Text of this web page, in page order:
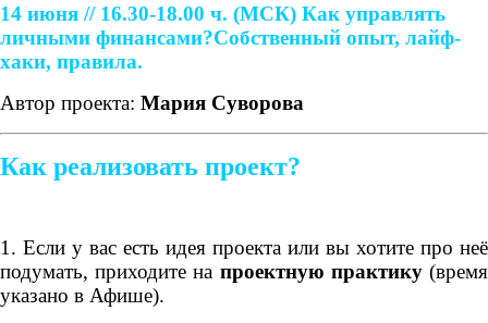
14 июня // 16.30-18.00 ч. (МСК) Как управлять
личными финансами?Собственный опыт, лайф-
хаки, правила.
Автор проекта: Мария Суворова
Как реализовать проект?
1. Если у вас есть идея проекта или вы хотите про неё
подумать, приходите на проектную практику(время
указано в Афише).